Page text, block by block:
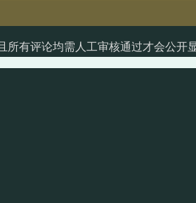
有评论均需人工审核通过才会公开